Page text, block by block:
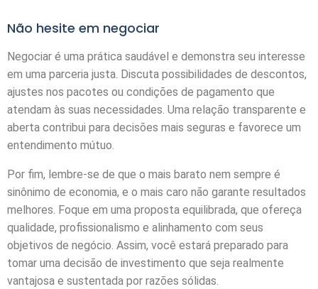
Não hesite em negociar
Negociar é uma prática saudável e demonstra seu interesse
em uma parceria justa. Discuta possibilidades de descontos,
ajustes nos pacotes ou condições de pagamento que
atendam às suas necessidades. Uma relação transparente e
aberta contribui para decisões mais seguras e favorece um
entendimento mútuo.
Por fim, lembre-se de que o mais barato nem sempre é
sinônimo de economia, e o mais caro não garante resultados
melhores. Foque em uma proposta equilibrada, que ofereça
qualidade, profissionalismo e alinhamento com seus
objetivos de negócio. Assim, você estará preparado para
tomar uma decisão de investimento que seja realmente
vantajosa e sustentada por razões sólidas.